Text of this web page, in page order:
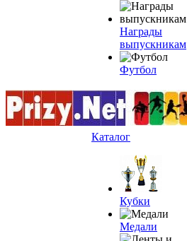
Награды
выпускникам
Футбол
Каталог
Кубки
Медали